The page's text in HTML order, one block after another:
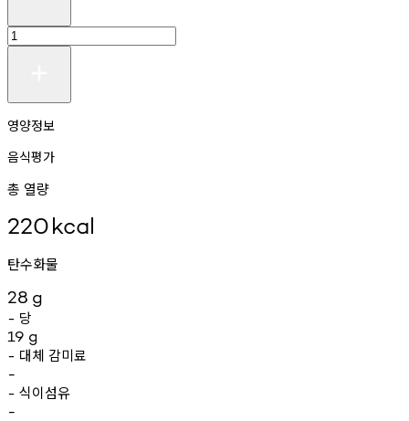
영양정보
음식평가
총 열량
220kcal
탄수화물
28 g
- 당
19 g
- 대체 감미료
-
- 식이섬유
-